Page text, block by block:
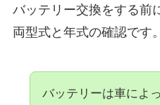
バッテリー交換をする前
両型式と年式の確認です。
バッテリーは車によ